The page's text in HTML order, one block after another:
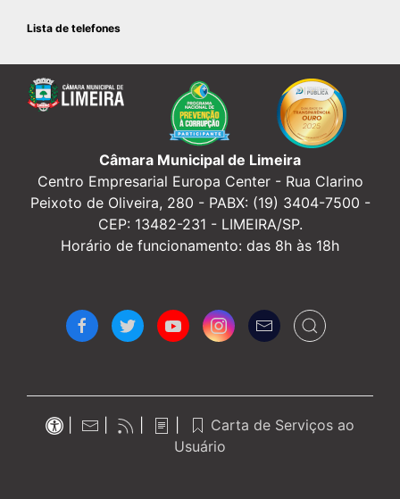
Lista de telefones
Câmara Municipal de Limeira
Centro Empresarial Europa Center - Rua Clarino
Peixoto de Oliveira, 280 - PABX: (19) 3404-7500 -
CEP: 13482-231 - LIMEIRA/SP.
Horário de funcionamento: das 8h às 18h
Carta de Serviços ao
Usuário